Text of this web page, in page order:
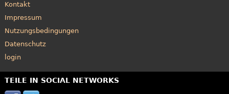
Kontakt
Impressum
Nutzungsbedingungen
Datenschutz
login
TEILE IN SOCIAL NETWORKS